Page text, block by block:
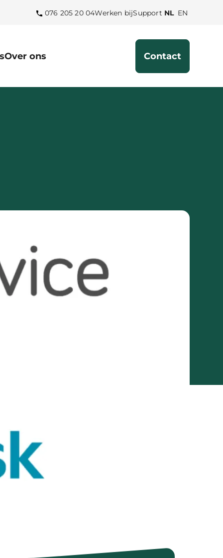
076 205 20 04Werken bijSupport Selecteer
taal
Nederlands
NL Select
language
English
EN
Over ons Contact